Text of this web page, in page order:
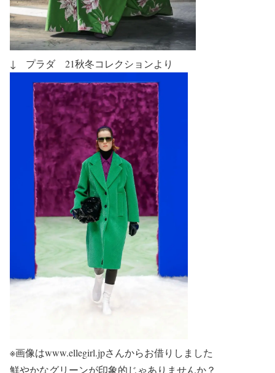
↓ プラダ 21秋冬コレクションより
※画像はwww.ellegirl.jpさんからお借りしました
鮮やかなグリーンが印象的じゃありませんか？